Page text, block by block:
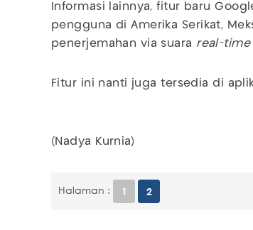
Informasi lainnya, fitur baru
pengguna di Amerika Serikat,
penerjemahan via suara real-time
Fitur ini nanti juga tersedia di
(Nadya Kurnia)
Halaman : 1 2